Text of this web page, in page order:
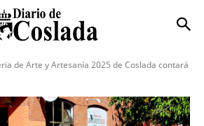
de Arte y Artesanía 2025 de Coslada contará